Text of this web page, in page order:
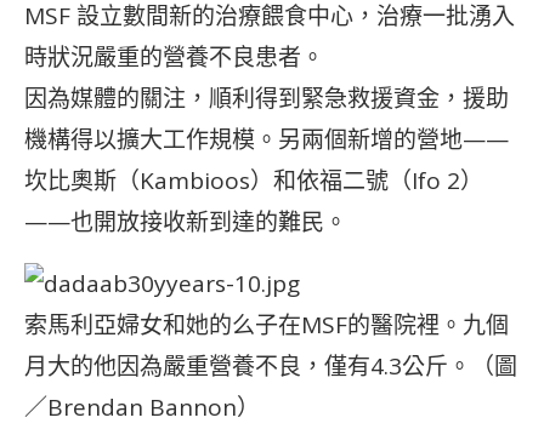
MSF 設立數間新的治療餵食中心，治療一批湧入
時狀況嚴重的營養不良患者。
因為媒體的關注，順利得到緊急救援資金，援助
機構得以擴大工作規模。另兩個新增的營地——
坎比奧斯（Kambioos）和依福二號（Ifo 2）
——也開放接收新到達的難民。
索馬利亞婦女和她的么子在MSF的醫院裡。九個
月大的他因為嚴重營養不良，僅有4.3公斤。（圖
／Brendan Bannon）